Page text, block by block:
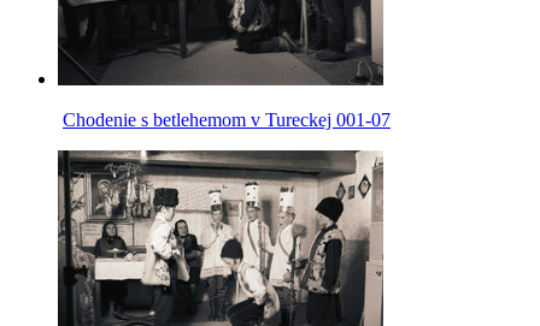
Chodenie s betlehemom v Tureckej 001-07